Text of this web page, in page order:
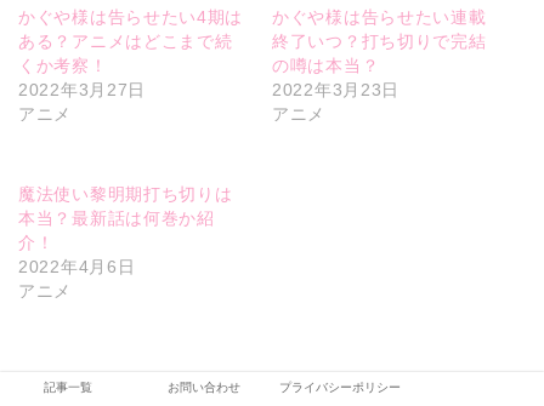
かぐや様は告らせたい4期は
ある？アニメはどこまで続
くか考察！
2022年3月27日
アニメ
かぐや様は告らせたい連載
終了いつ？打ち切りで完結
の噂は本当？
2022年3月23日
アニメ
魔法使い黎明期打ち切りは
本当？最新話は何巻か紹
介！
2022年4月6日
アニメ
記事一覧 お問い合わせ プライバシーポリシー